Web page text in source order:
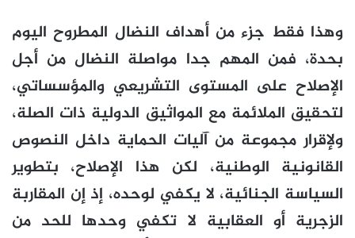
وهذا فقط جزء من أهداف النضال المطروح اليوم
بحدة، فمن المهم جدا مواصلة النضال من أجل
الإصلاح على المستوى التشريعي والمؤسساتي،
لتحقيق الملائمة مع المواثيق الدولية ذات الصلة،
ولإقرار مجموعة من آليات الحماية داخل النصوص
القانونية الوطنية، لكن هذا الإصلاح، بتطوير
السياسة الجنائية، لا يكفي لوحده، إذ إن المقاربة
الزجرية أو العقابية لا تكفي وحدها للحد من